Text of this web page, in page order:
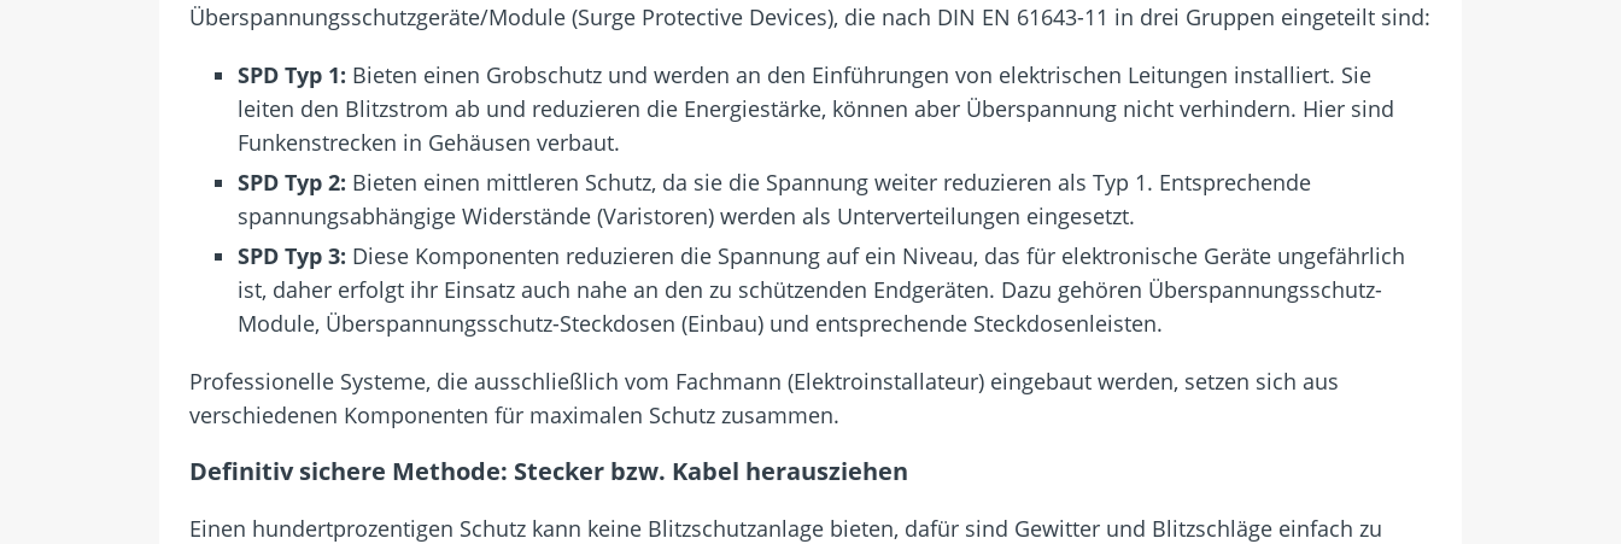
Überspannungsschutzgeräte/Module (Surge Protective Devices), die nach DIN EN 61643-11 in drei Gruppen eingeteilt sind:
SPD Typ 1: Bieten einen Grobschutz und werden an den Einführungen von elektrischen Leitungen installiert. Sie
leiten den Blitzstrom ab und reduzieren die Energiestärke, können aber Überspannung nicht verhindern. Hier sind
Funkenstrecken in Gehäusen verbaut.
SPD Typ 2: Bieten einen mittleren Schutz, da sie die Spannung weiter reduzieren als Typ 1. Entsprechende
spannungsabhängige Widerstände (Varistoren) werden als Unterverteilungen eingesetzt.
SPD Typ 3: Diese Komponenten reduzieren die Spannung auf ein Niveau, das für elektronische Geräte ungefährlich
ist, daher erfolgt ihr Einsatz auch nahe an den zu schützenden Endgeräten. Dazu gehören Überspannungsschutz-
Module, Überspannungsschutz-Steckdosen (Einbau) und entsprechende Steckdosenleisten.
Professionelle Systeme, die ausschließlich vom Fachmann (Elektroinstallateur) eingebaut werden, setzen sich aus
verschiedenen Komponenten für maximalen Schutz zusammen.
Definitiv sichere Methode: Stecker bzw. Kabel herausziehen
Einen hundertprozentigen Schutz kann keine Blitzschutzanlage bieten, dafür sind Gewitter und Blitzschläge einfach zu